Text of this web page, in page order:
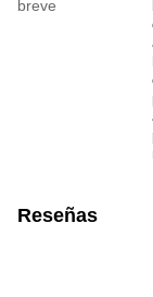
breve
Reseñas